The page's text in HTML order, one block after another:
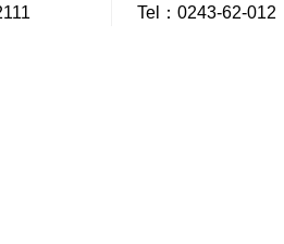
Tel：0243-62-012